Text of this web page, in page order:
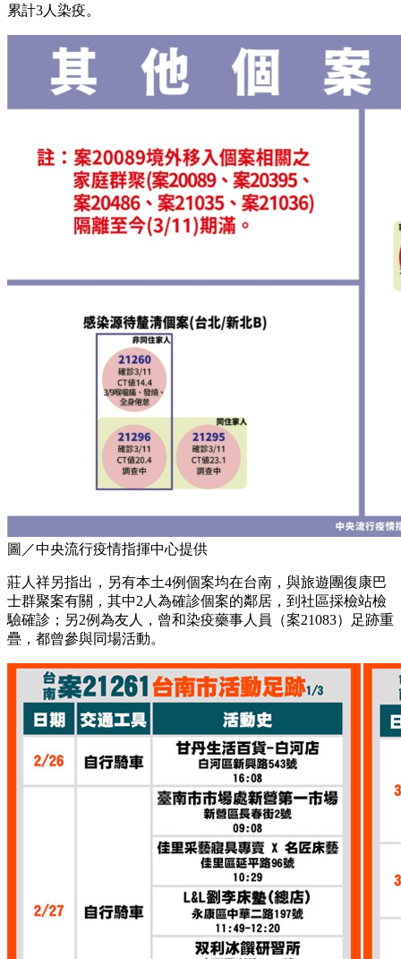
累計3人染疫。
圖／中央流行疫情指揮中心提供
莊人祥另指出，另有本土4例個案均在台南，與旅遊團復康巴
士群聚案有關，其中2人為確診個案的鄰居，到社區採檢站檢
驗確診；另2例為友人，曾和染疫藥事人員（案21083）足跡重
疊，都曾參與同場活動。